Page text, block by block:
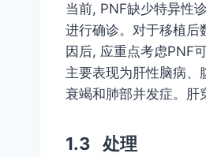
当前, PNF缺少特异性
进行确诊。对于移植后
因后, 应重点考虑PNF
主要表现为肝性脑病
衰竭和肺部并发症。肝
1.3 处理